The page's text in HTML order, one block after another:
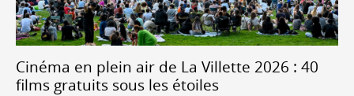
Cinéma en plein air de La Villette 2026 : 40
films gratuits sous les étoiles